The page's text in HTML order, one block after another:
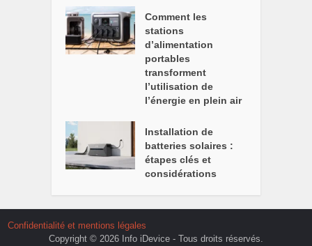
Comment les
stations
d’alimentation
portables
transforment
l’utilisation de
l’énergie en plein air
Installation de
batteries solaires :
étapes clés et
considérations
Confidentialité et mentions légales
Copyright © 2026 Info iDevice - Tous droits réservés.